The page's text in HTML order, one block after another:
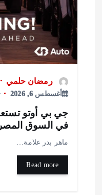
رمضان حلمي
أخبار مصر
43
السوق المصرية
بدر علامة…